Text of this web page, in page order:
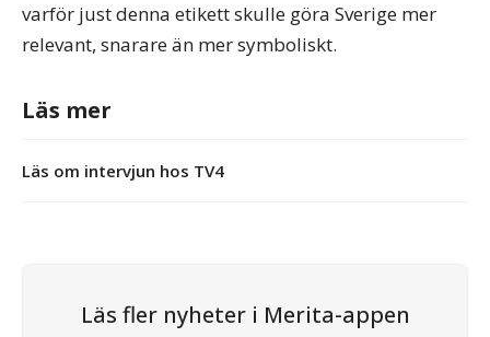
varför just denna etikett skulle göra Sverige mer
relevant, snarare än mer symboliskt.
Läs mer
Läs om intervjun hos TV4
Läs fler nyheter i Merita-appen